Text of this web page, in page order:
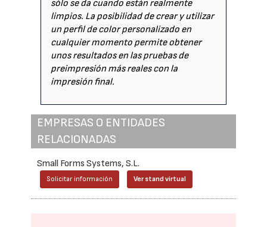
sólo se da cuando están realmente
limpios. La posibilidad de crear y utilizar
un perfil de color personalizado en
cualquier momento permite obtener
unos resultados en las pruebas de
preimpresión más reales con la
impresión final.
EMPRESAS O ENTIDADES
RELACIONADAS
Small Forms Systems, S.L.
Solicitar información Ver stand virtual